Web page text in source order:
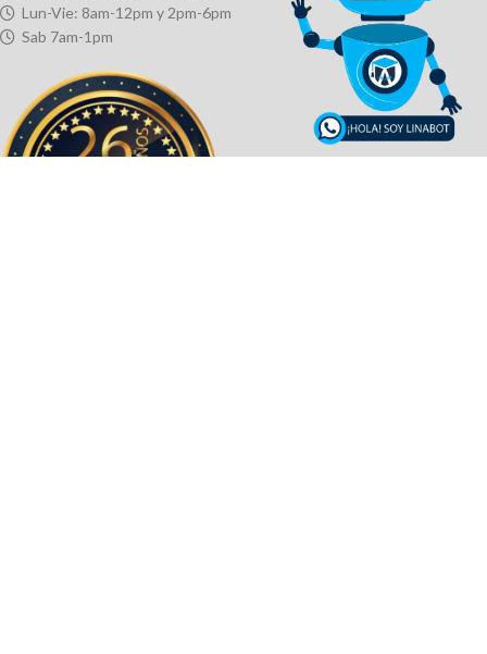
Lun-Vie: 8am-12pm y 2pm-6pm
Sab 7am-1pm